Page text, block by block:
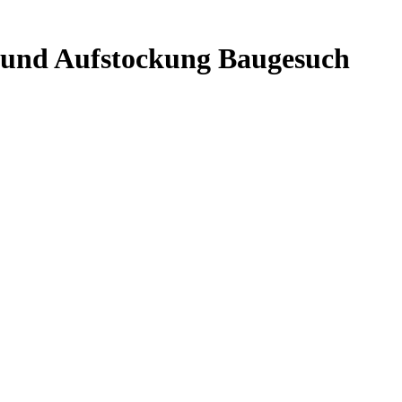
Aufstockung Baugesuch